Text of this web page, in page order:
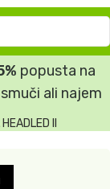
popusta na
ali najem
II